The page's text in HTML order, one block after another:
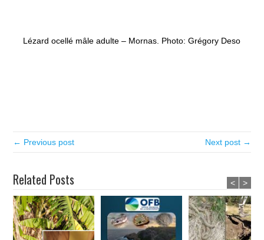
Lézard ocellé mâle adulte – Mornas. Photo: Grégory Deso
← Previous post Next post →
Related Posts < >